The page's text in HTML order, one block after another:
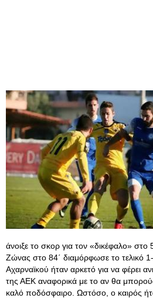
άνοιξε το σκορ για τον «δικέφαλο» στο
Ζώνας στο 84΄ διαμόρφωσε το τελικό
Αχαρναϊκού ήταν αρκετό για να φέρει
της ΑΕΚ αναφορικά με το αν θα
καλό ποδόσφαιρο. Ωστόσο, ο καιρός